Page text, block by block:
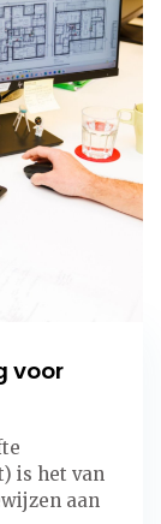
voor
is het van
aan